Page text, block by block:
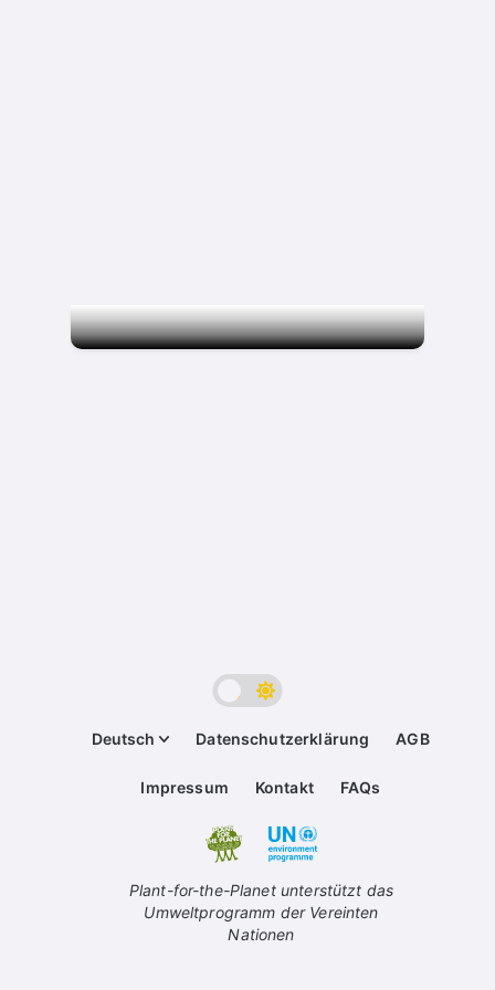
Deutsch Datenschutzerklärung AGB
Impressum Kontakt FAQs
Plant-for-the-Planet unterstützt das
Umweltprogramm der Vereinten
Nationen